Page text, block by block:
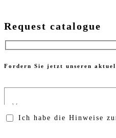
Request catalogue
Fordern Sie jetzt unseren
Ich habe die Hinweise